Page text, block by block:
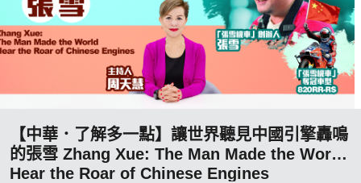
系列
關於我們
【中華．了解多一點】讓世界聽見中國引擎轟鳴
的張雪 Zhang Xue: The Man Made the World
Hear the Roar of Chinese Engines